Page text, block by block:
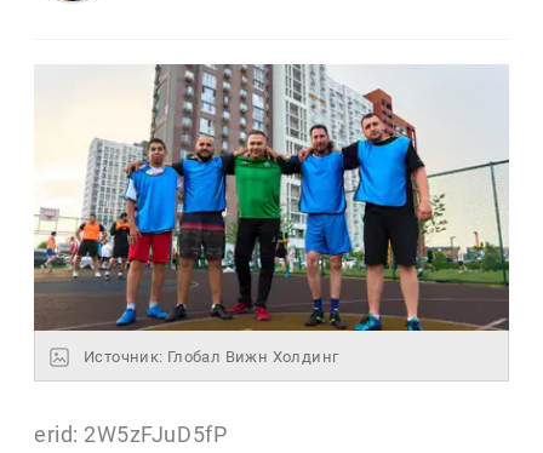
Источник: Глобал Вижн Холдинг
erid: 2W5zFJuD5fP